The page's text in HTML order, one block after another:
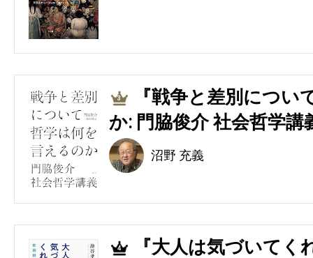
3
『戦争と差別につ
か: 門脇俊介 社会哲学講
沼野 充義
4
『大人は気づいてく